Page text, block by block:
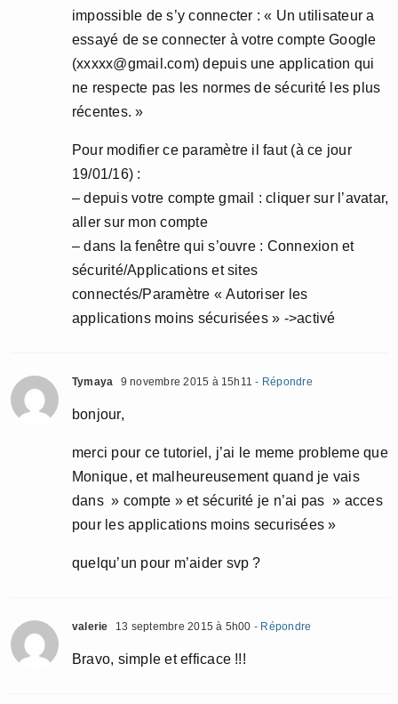
impossible de s’y connecter : « Un utilisateur a
essayé de se connecter à votre compte Google
(xxxxx@gmail.com) depuis une application qui
ne respecte pas les normes de sécurité les plus
récentes. »
Pour modifier ce paramètre il faut (à ce jour
19/01/16) :
– depuis votre compte gmail : cliquer sur l’avatar,
aller sur mon compte
– dans la fenêtre qui s’ouvre : Connexion et
sécurité/Applications et sites
connectés/Paramètre « Autoriser les
applications moins sécurisées » ->activé
Tymaya 9 novembre 2015 à 15h11 - Répondre
bonjour,
merci pour ce tutoriel, j’ai le meme probleme que
Monique, et malheureusement quand je vais
dans » compte » et sécurité je n’ai pas » acces
pour les applications moins securisées »
quelqu’un pour m’aider svp ?
valerie 13 septembre 2015 à 5h00 - Répondre
Bravo, simple et efficace !!!